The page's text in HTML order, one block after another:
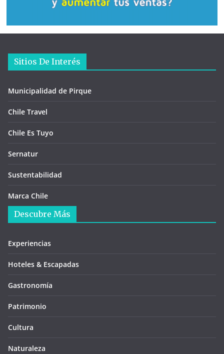
Sitios De Interés
Municipalidad de Pirque
Chile Travel
Chile Es Tuyo
Sernatur
Sustentabilidad
Marca Chile
Descubre Más
Experiencias
Hoteles & Escapadas
Gastronomía
Patrimonio
Cultura
Naturaleza